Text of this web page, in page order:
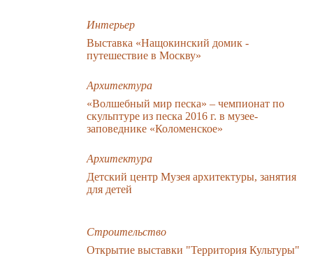
Интерьер
Выставка «Нащокинский домик -
путешествие в Москву»
Архитектура
«Волшебный мир песка» – чемпионат по
скульптуре из песка 2016 г. в музее-
заповеднике «Коломенское»
Архитектура
Детский центр Музея архитектуры, занятия
для детей
Строительство
Открытие выставки "Территория Культуры"